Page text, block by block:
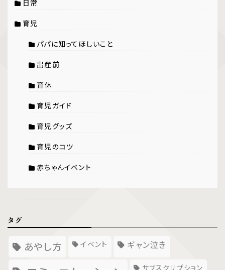
日常
育児
パパに知ってほしいこと
出産前
育休
育児ガイド
育児グッズ
育児のコツ
赤ちゃんイベント
タグ
あやし方 イベント ギャン泣き
サブスクリプション